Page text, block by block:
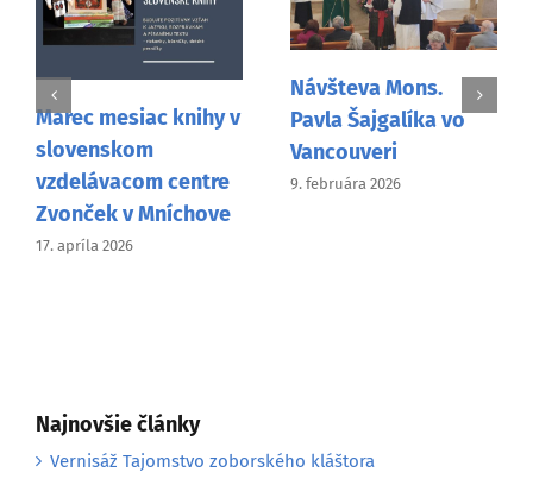
Marec mesiac knihy v
slovenskom
vzdelávacom centre
Zvonček v Mníchove
17. apríla 2026
Návšteva Mons.
Pavla Šajgalíka vo
Vancouveri
9. februára 2026
Najnovšie články
Vernisáž Tajomstvo zoborského kláštora